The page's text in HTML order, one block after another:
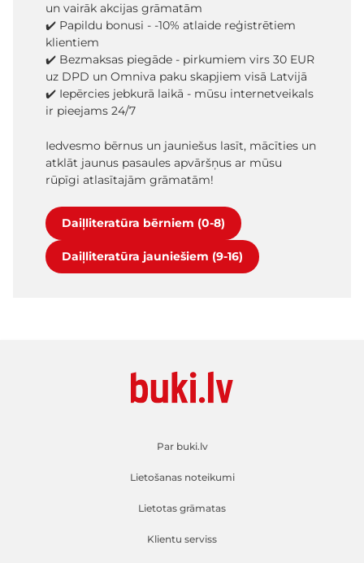
un vairāk akcijas grāmatām
✔️ Papildu bonusi - -10% atlaide reģistrētiem
klientiem
✔️ Bezmaksas piegāde - pirkumiem virs 30 EUR
uz DPD un Omniva paku skapjiem visā Latvijā
✔️ Iepērcies jebkurā laikā - mūsu internetveikals
ir pieejams 24/7
Iedvesmo bērnus un jauniešus lasīt, mācīties un
atklāt jaunus pasaules apvāršņus ar mūsu
rūpīgi atlasītajām grāmatām!
Daiļliteratūra bērniem (0-8)
Daiļliteratūra jauniešiem (9-16)
Par buki.lv
Lietošanas noteikumi
Lietotas grāmatas
Klientu serviss